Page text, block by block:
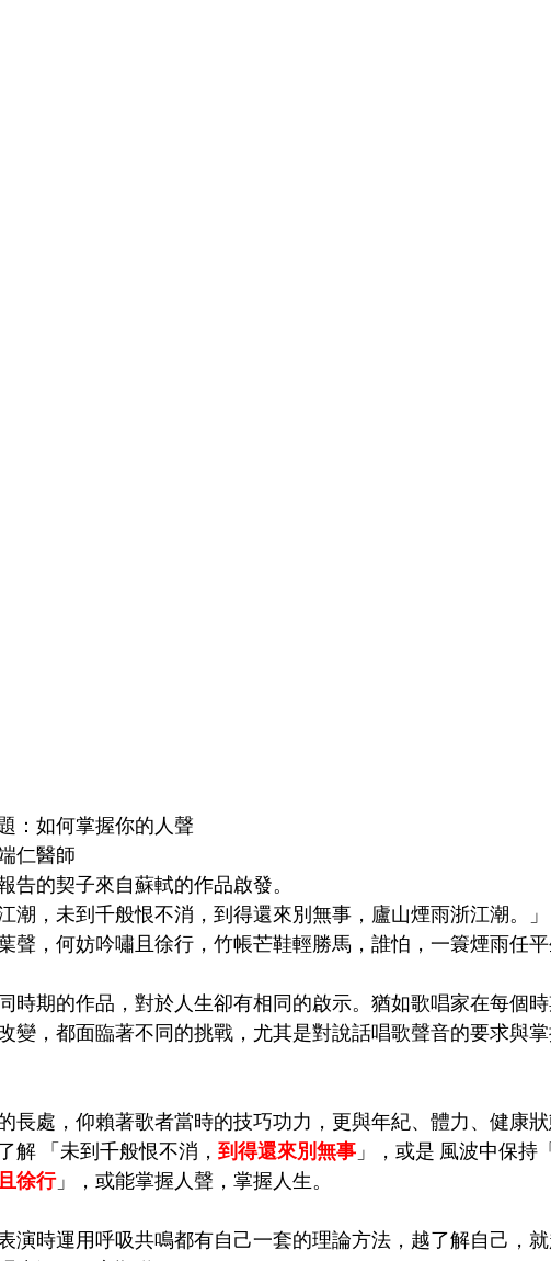
：如何掌握你的人聲
仁醫師
的契子來自蘇軾的作品啟發。
潮，未到千般恨不消，到得還來別無事，廬山煙雨浙江潮。」
聲，何妨吟嘯且徐行，竹帳芒鞋輕勝馬，誰怕，一簑煙雨任
時期的作品，對於人生卻有相同的啟示。猶如歌唱家在每個
變，都面臨著不同的挑戰，尤其是對說話唱歌聲音的要求與
長處，仰賴著歌者當時的技巧功力，更與年紀、體力、健康
解 「未到千般恨不消， 到得還來別無事」，或是 風波中保持
徐行」，或能掌握人聲，掌握人生。
演時運用呼吸共鳴都有自己一套的理論方法，越了解自己，